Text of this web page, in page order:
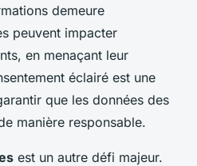
demeure
peuvent impacter
en menaçant leur
éclairé est une
que les données des
manière responsable.
est un autre défi majeur.